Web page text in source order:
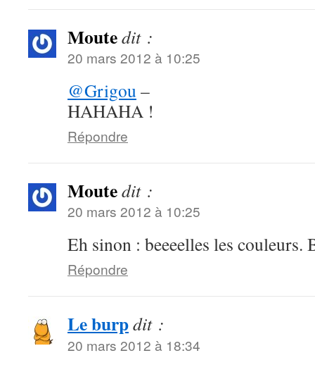
Moutedit :
20 mars 2012 à 10:25
@Grigou –
HAHAHA !
Répondre
Moutedit :
20 mars 2012 à 10:25
Eh sinon : beeeelles les couleurs.
Répondre
Le burpdit :
20 mars 2012 à 18:34